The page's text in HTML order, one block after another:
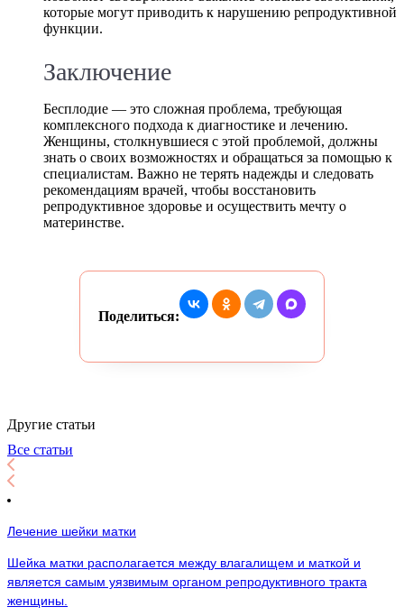
которые могут приводить к нарушению репродуктивной
функции.
Заключение
Бесплодие — это сложная проблема, требующая
комплексного подхода к диагностике и лечению.
Женщины, столкнувшиеся с этой проблемой, должны
знать о своих возможностях и обращаться за помощью к
специалистам. Важно не терять надежды и следовать
рекомендациям врачей, чтобы восстановить
репродуктивное здоровье и осуществить мечту о
материнстве.
Поделиться:
Другие статьи
Все статьи
Лечение шейки матки
Шейка матки располагается между влагалищем и маткой и
является самым уязвимым органом репродуктивного тракта
женщины.